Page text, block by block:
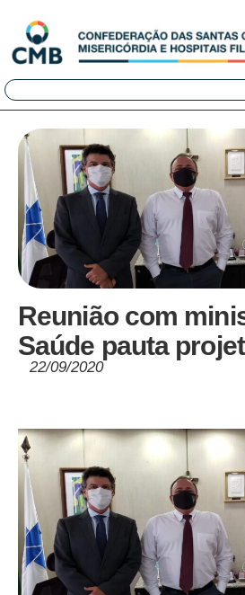
Reunião com
Saúde pauta
22/09/2020